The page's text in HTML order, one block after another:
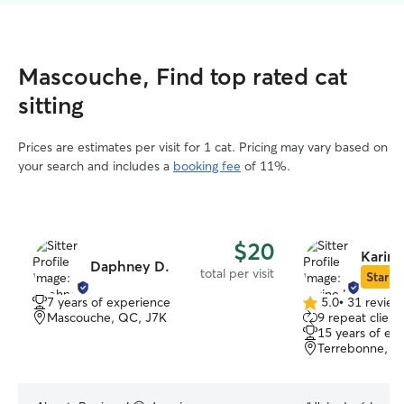
Mascouche, Find top rated cat
sitting
Prices are estimates per visit for 1 cat. Pricing may vary based on
your search and includes a booking fee of 11%.
Daphney D. $20
total per visit
7 years of experience
Mascouche, QC, J7K
Star
5.0
out
of
5
5.0• 31
9 repeat
15 years of
Terrebonne,